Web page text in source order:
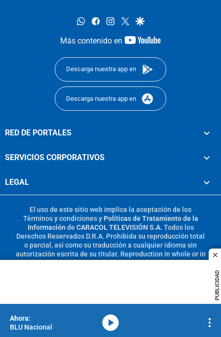
PUBLICIDAD
whatsappfacebookinstagram
twittergoogle
Más contenido en
youtube-
Descarga nuestra app en
Descarga nuestra app en
RED DE PORTALES
SERVICIOS CORPORATIVOS
LEGAL
El uso de este sitio web implica la aceptación de los
Términos y condicionesy Políticas de Tratamiento de la
Información de CARACOL TELEVISIÓN S.A. Todos los
Derechos Reservados D.R.A. Prohibida su reproducción total
o parcial, así como su traducción a cualquier idioma sin
autorización escrita de su titular. Reproduction in whole or in
BLU Nacional